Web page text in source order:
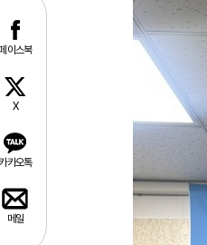
이스북
X
카오톡
메일